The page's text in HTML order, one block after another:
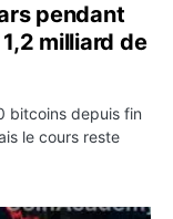
pendant
milliard de
bitcoins depuis fin
le cours reste